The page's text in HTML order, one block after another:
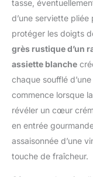
tasse,
d’une serviette pliée
protéger les doigts
grès rustique d’un
assiette blanche
chaque soufflé
commence lorsque
révéler un cœur
en entrée
assaisonnée d’une
touche de fraîcheur.